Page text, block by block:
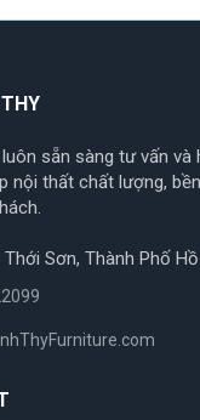
sẵn sàng tư vấn và
nội thất chất lượng,
Sơn, Thành Phố